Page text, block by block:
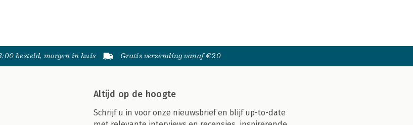
besteld, morgen in huis Gratis verzending vanaf €20
Altijd op de hoogte
Schrijf u in voor onze nieuwsbrief en blijf up-to-date